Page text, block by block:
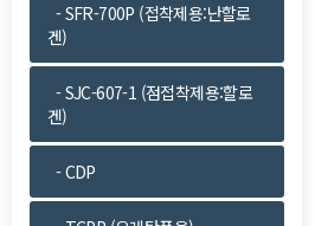
- SFR-700P (접착제용:난할로
겐)
- SJC-607-1 (점접착제용:할로
겐)
- CDP